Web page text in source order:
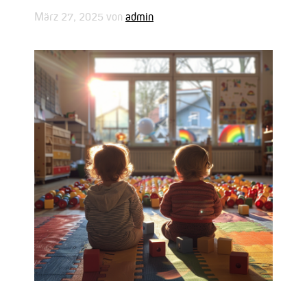
März 27, 2025 von admin